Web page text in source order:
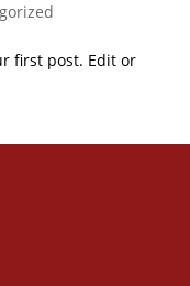
first post. Edit or